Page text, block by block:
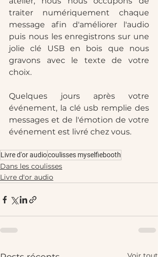
traiter numériquement chaque
message afin d'améliorer l'audio
puis nous les enregistrons sur une
jolie clé USB en bois que nous
gravons avec le texte de votre
choix.
Quelques jours après votre
événement, la clé usb remplie des
messages et de l'émotion de votre
événement est livré chez vous.
Livre d'or audiocoulisses myselfiebooth
Dans les coulisses
Livre d'or audio